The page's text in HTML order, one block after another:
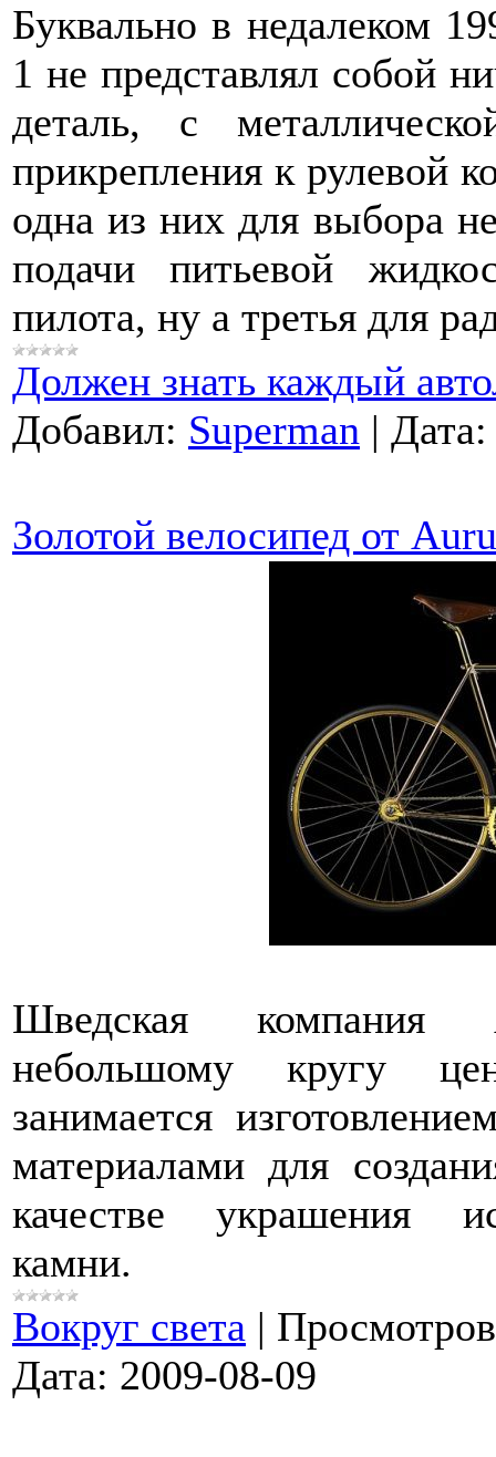
Буквально в недалеком
1 не представлял собой
деталь, с
прикрепления к рулевой
одна из них для выбора
подачи питьевой
пилота, ну а третья для
Должен знать каждый
Добавил: Superman | Дата:
Золотой велосипед от
Шведская компания
небольшому кругу
занимается
материалами для
качестве украшения
камни.
Вокруг света |
Дата: 2009-08-09